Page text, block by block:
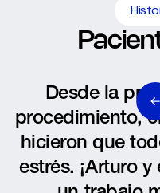
Desde la
procedimiento,
hicieron que
estrés. ¡Arturo y